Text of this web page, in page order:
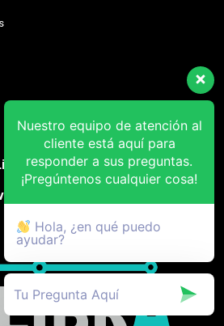
Cercado
nacional
Nuestro equipo de atención al
cliente está aquí para
responder a sus preguntas.
¡Pregúntenos cualquier cosa!
Hola, ¿en qué puedo
ayudar?